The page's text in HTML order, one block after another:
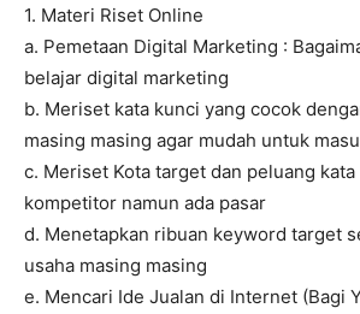
1. Materi Riset Online
a. Pemetaan Digital Marketing :
belajar digital marketing
b. Meriset kata kunci yang cocok
masing masing agar mudah untuk
c. Meriset Kota target dan peluang
kompetitor namun ada pasar
d. Menetapkan ribuan keyword target
usaha masing masing
e. Mencari Ide Jualan di Internet (Bagi